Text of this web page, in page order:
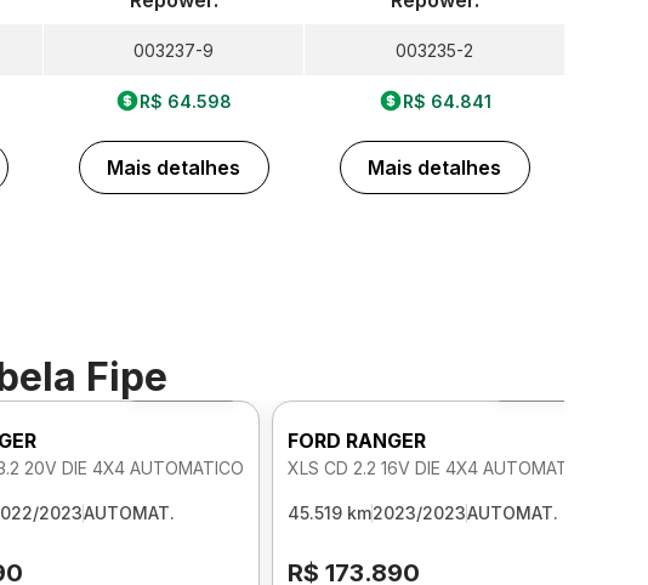
003237-9
R$ 64.598
Mais detalhes
003235-2
R$ 64.841
Mais detalhes
FipeFoto 360º
20V DIE 4X4 AUTOMATICO
2023AUTOMAT.
FORD RANGER
XLS CD 2.2 16V DIE 4X4 AUTOMATICO
45.519 km2023/2023AUTOMAT.
R$ 173.890